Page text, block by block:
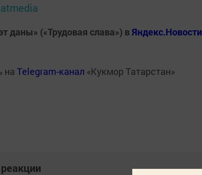
даны» («Трудовая слава») вЯндекс.Новости
на Telegram-канал «Кукмор Татарстан»